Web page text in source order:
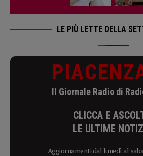
LE PIÙ LETTE DELLA
Il Giornale Radio di
CLICCA E
LE ULTIME
Aggiornamenti dal lunedì al